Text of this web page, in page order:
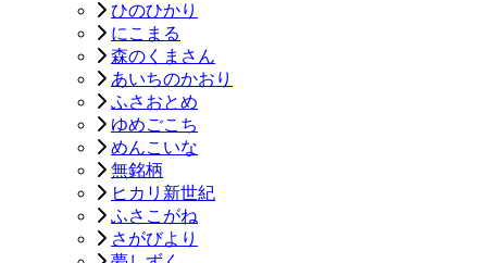
ひのひかり
にこまる
森のくまさん
あいちのかおり
ふさおとめ
ゆめごこち
めんこいな
無銘柄
ヒカリ新世紀
ふさこがね
さがびより